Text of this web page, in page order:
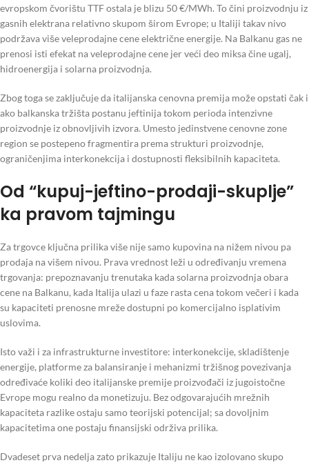
evropskom čvorištu TTF ostala je blizu 50 €/MWh. To čini proizvodnju iz
gasnih elektrana relativno skupom širom Evrope; u Italiji takav nivo
podržava više veleprodajne cene električne energije. Na Balkanu gas ne
prenosi isti efekat na veleprodajne cene jer veći deo miksa čine ugalj,
hidroenergija i solarna proizvodnja.
Zbog toga se zaključuje da italijanska cenovna premija može opstati čak i
ako balkanska tržišta postanu jeftinija tokom perioda intenzivne
proizvodnje iz obnovljivih izvora. Umesto jedinstvene cenovne zone
region se postepeno fragmentira prema strukturi proizvodnje,
ograničenjima interkonekcija i dostupnosti fleksibilnih kapaciteta.
Od “kupuj-jeftino-prodaji-skuplje”
ka pravom tajmingu
Za trgovce ključna prilika više nije samo kupovina na nižem nivou pa
prodaja na višem nivou. Prava vrednost leži u određivanju vremena
trgovanja: prepoznavanju trenutaka kada solarna proizvodnja obara
cene na Balkanu, kada Italija ulazi u faze rasta cena tokom večeri i kada
su kapaciteti prenosne mreže dostupni po komercijalno isplativim
uslovima.
Isto važi i za infrastrukturne investitore: interkonekcije, skladištenje
energije, platforme za balansiranje i mehanizmi tržišnog povezivanja
određivaće koliki deo italijanske premije proizvođači iz jugoistočne
Evrope mogu realno da monetizuju. Bez odgovarajućih mrežnih
kapaciteta razlike ostaju samo teorijski potencijal; sa dovoljnim
kapacitetima one postaju finansijski održiva prilika.
Dvadeset prva nedelja zato prikazuje Italiju ne kao izolovano skupo